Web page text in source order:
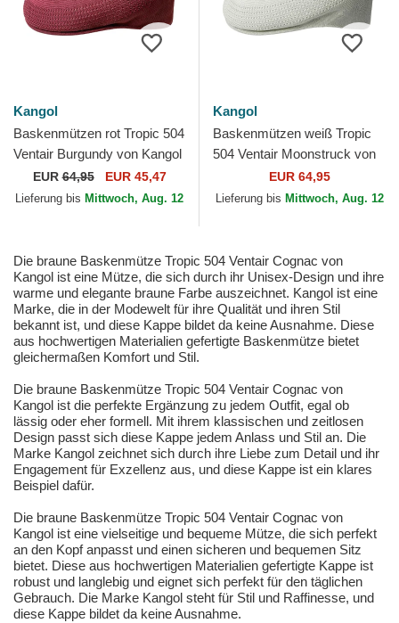
Kangol
Baskenmützen rot Tropic 504
Ventair Burgundy von Kangol
EUR64,95 EUR 45,47
Lieferung bis Mittwoch, Aug. 12
Kangol
Baskenmützen weiß Tropic
504 Ventair Moonstruck von
EUR 64,95
Lieferung bis Mittwoch, Aug. 12
Die braune Baskenmütze Tropic 504 Ventair Cognac von
Kangol ist eine Mütze, die sich durch ihr Unisex-Design und ihre
warme und elegante braune Farbe auszeichnet. Kangol ist eine
Marke, die in der Modewelt für ihre Qualität und ihren Stil
bekannt ist, und diese Kappe bildet da keine Ausnahme. Diese
aus hochwertigen Materialien gefertigte Baskenmütze bietet
gleichermaßen Komfort und Stil.
Die braune Baskenmütze Tropic 504 Ventair Cognac von
Kangol ist die perfekte Ergänzung zu jedem Outfit, egal ob
lässig oder eher formell. Mit ihrem klassischen und zeitlosen
Design passt sich diese Kappe jedem Anlass und Stil an. Die
Marke Kangol zeichnet sich durch ihre Liebe zum Detail und ihr
Engagement für Exzellenz aus, und diese Kappe ist ein klares
Beispiel dafür.
Die braune Baskenmütze Tropic 504 Ventair Cognac von
Kangol ist eine vielseitige und bequeme Mütze, die sich perfekt
an den Kopf anpasst und einen sicheren und bequemen Sitz
bietet. Diese aus hochwertigen Materialien gefertigte Kappe ist
robust und langlebig und eignet sich perfekt für den täglichen
Gebrauch. Die Marke Kangol steht für Stil und Raffinesse, und
diese Kappe bildet da keine Ausnahme.